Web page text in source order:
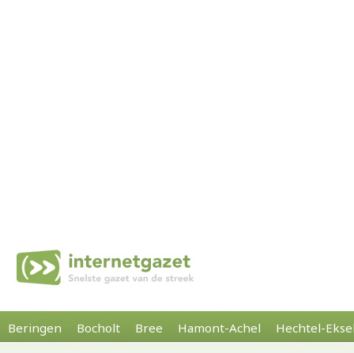
Beringen Bocholt Bree Hamont-Achel Hechtel-